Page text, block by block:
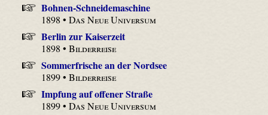
Bohnen-Schneidemaschine
1898 •Das Neue Universum
Berlin zur Kaiserzeit
1898 •Bilderreise
Sommerfrische an der Nordsee
1899 •Bilderreise
Impfung auf offener Straße
1899 •Das Neue Universum